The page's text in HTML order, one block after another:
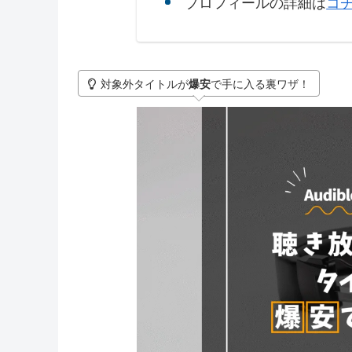
対象外タイトルが爆安で手に入る裏ワザ！